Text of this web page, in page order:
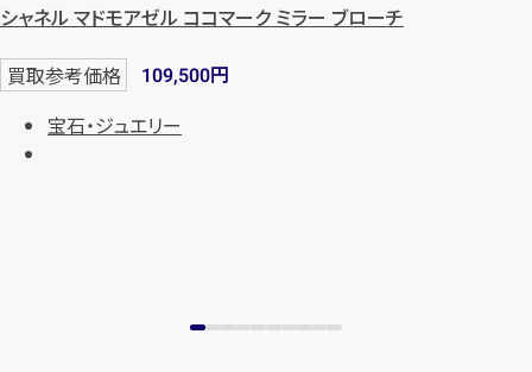
シャネル マドモアゼル ココマーク ミラー ブローチ
買取参考価格 109,500円
宝石・ジュエリー